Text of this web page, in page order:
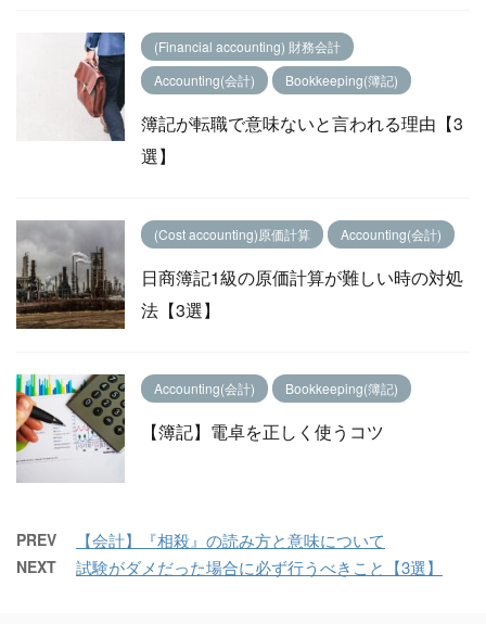
(Financial accounting) 財務会計
Accounting(会計)
Bookkeeping(簿記)
簿記が転職で意味ないと言われる理由【3
選】
(Cost accounting)原価計算 Accounting(会計)
日商簿記1級の原価計算が難しい時の対処
法【3選】
Accounting(会計) Bookkeeping(簿記)
【簿記】電卓を正しく使うコツ
PREV 【会計】『相殺』の読み方と意味について
NEXT 試験がダメだった場合に必ず行うべきこと【3選】